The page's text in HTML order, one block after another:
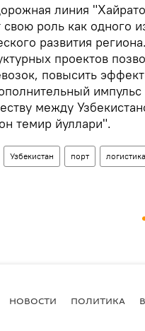
линия
свою роль как одного
развития
проектов
повысить
между
темир йуллари".
Узбекистан порт логистика
НОВОСТИ ПОЛИТИКА